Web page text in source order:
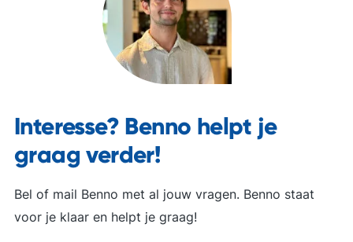
Interesse? Benno helpt je
graag verder!
Bel of mail Benno met al jouw vragen. Benno staat
voor je klaar en helpt je graag!